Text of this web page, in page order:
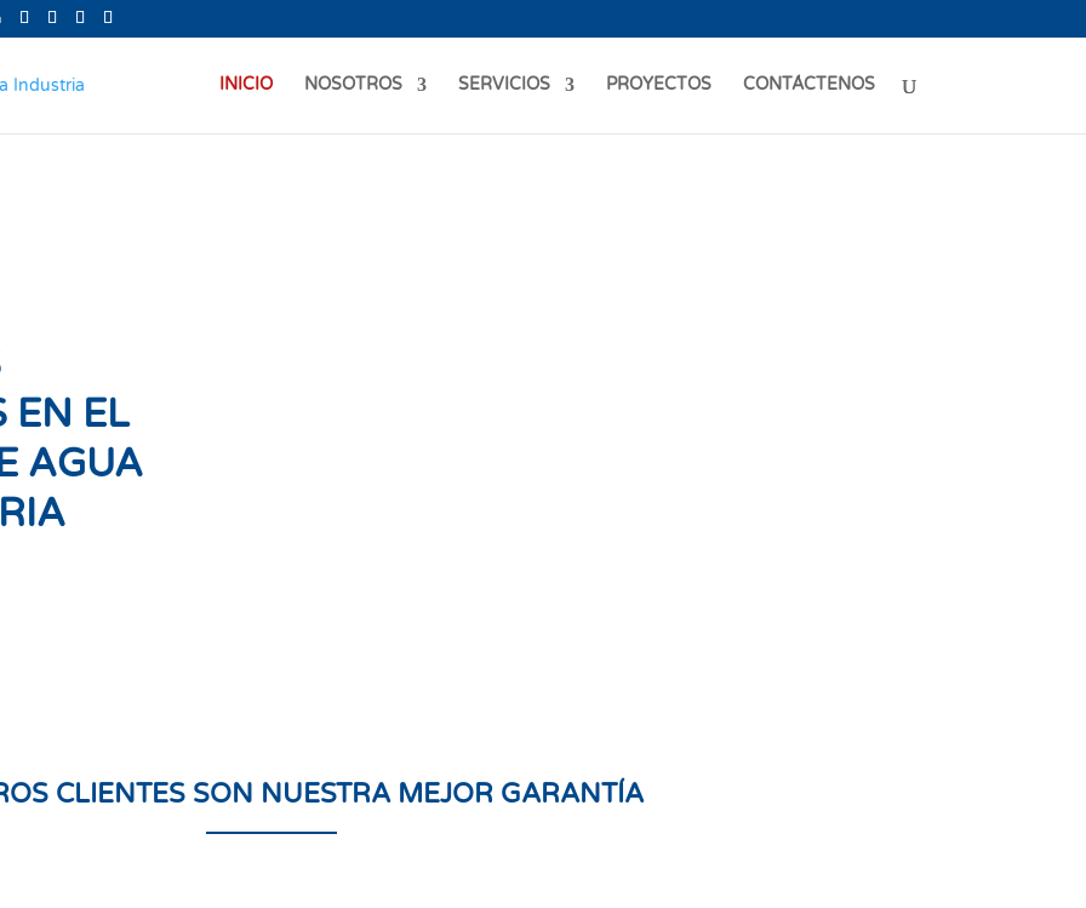
INICIO NOSOTROS SERVICIOS PROYECTOS CONTÁCTENOS
EN EL
AGUA
CLIENTES SON NUESTRA MEJOR GARANTÍA